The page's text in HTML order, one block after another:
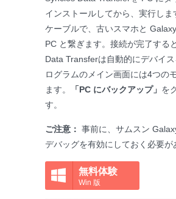
インストールしてから、実行しま
ケーブルで、古いスマホと
PC と繋ぎます。接続が完了する
Data Transferは自動的にデバイ
ログラムのメイン画面には4つの
ます。
「PC にバックアップ」 を
す。
ご注意： 事前に、サムスン
デバッグを有効にしておく必要が
無料体験
Win 版